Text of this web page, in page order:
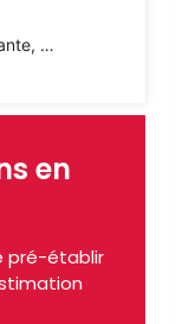
…
en
pré-établir